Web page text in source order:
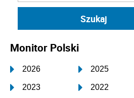
Monitor Polski
2026 2025
2023 2022